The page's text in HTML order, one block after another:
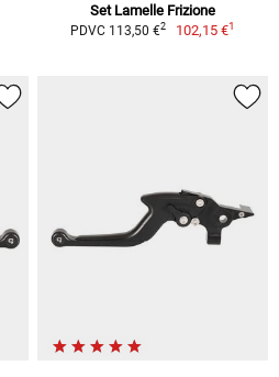
Set Lamelle Frizione
PDVC 113,50 €2 102,15 €1